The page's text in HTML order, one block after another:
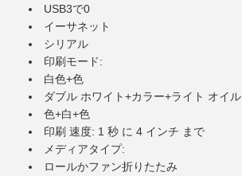
USB3で0
イーサネット
シリアル
印刷モード:
白色+色
ダブル ホワイト+カラー+ライト オイル
色+白+色
印刷 速度: 1 秒 に 4 インチ まで
メディアタイプ:
ロールかファン折りたたみ